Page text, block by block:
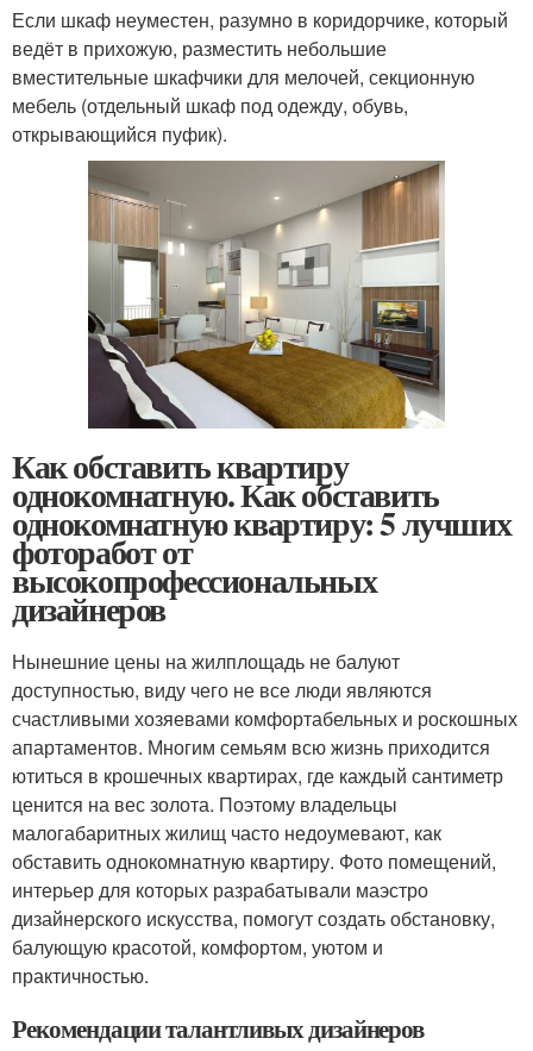
Если шкаф неуместен, разумно в коридорчике, который
ведёт в прихожую, разместить небольшие
вместительные шкафчики для мелочей, секционную
мебель (отдельный шкаф под одежду, обувь,
открывающийся пуфик).
Как обставить квартиру
однокомнатную. Как обставить
однокомнатную квартиру: 5 лучших
фоторабот от
высокопрофессиональных
дизайнеров
Нынешние цены на жилплощадь не балуют
доступностью, виду чего не все люди являются
счастливыми хозяевами комфортабельных и роскошных
апартаментов. Многим семьям всю жизнь приходится
ютиться в крошечных квартирах, где каждый сантиметр
ценится на вес золота. Поэтому владельцы
малогабаритных жилищ часто недоумевают, как
обставить однокомнатную квартиру. Фото помещений,
интерьер для которых разрабатывали маэстро
дизайнерского искусства, помогут создать обстановку,
балующую красотой, комфортом, уютом и
практичностью.
Рекомендации талантливых дизайнеров